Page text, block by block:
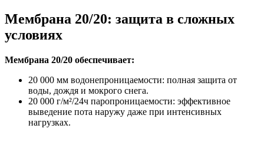
Мембрана 20/20: защита в сложных
условиях
Мембрана 20/20 обеспечивает:
20 000 мм водонепроницаемости: полная защита от
воды, дождя и мокрого снега.
20 000 г/м²/24ч паропроницаемости: эффективное
выведение пота наружу даже при интенсивных
нагрузках.